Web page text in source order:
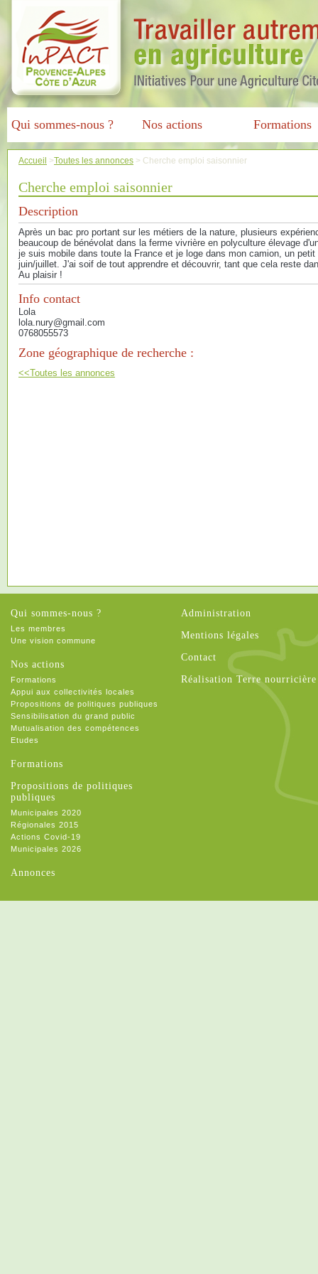
Qui sommes-nous ? Nos actions Formations
Accueil >Toutes les annonces > Cherche emploi saisonnier
Cherche emploi saisonnier
Description
Après un bac pro portant sur les métiers de la nature, plusieurs
beaucoup de bénévolat dans la ferme vivrière en polyculture élevage
je suis mobile dans toute la France et je loge dans mon camion, un
juin/juillet. J'ai soif de tout apprendre et découvrir, tant que cela reste
Au plaisir !
Info contact
Lola
lola.nury@gmail.com
0768055573
Zone géographique de recherche :
<<Toutes les annonces
Qui sommes-nous ?
Les membres
Une vision commune
Nos actions
Formations
Appui aux collectivités locales
Propositions de politiques publiques
Sensibilisation du grand public
Mutualisation des compétences
Etudes
Formations
Propositions de politiques
publiques
Municipales 2020
Régionales 2015
Actions Covid-19
Municipales 2026
Annonces
Administration
Mentions légales
Contact
Réalisation Terre nourricière